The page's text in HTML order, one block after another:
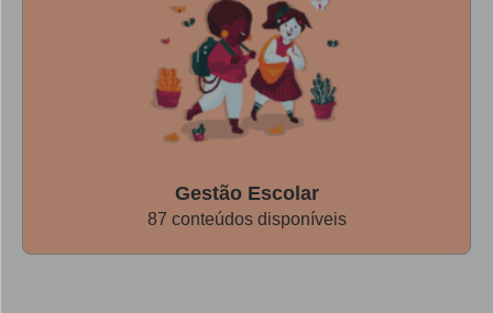
Gestão Escolar
87 conteúdos disponíveis